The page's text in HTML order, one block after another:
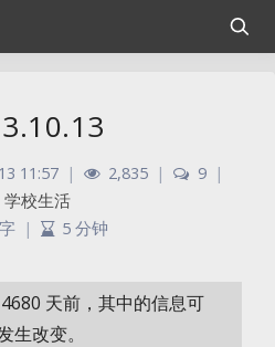
11:57 | 2,835 | 9 |
学校生活
| 5 分钟
天前，其中的信息可
生改变。